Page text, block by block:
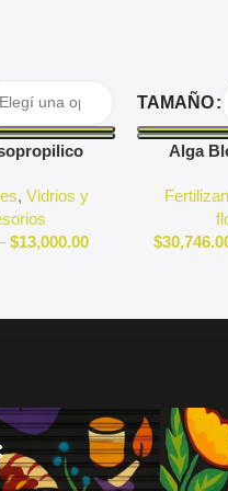
, Vidrios y
$13,000.00
Seleccionar
TAMAÑO
Alga
$